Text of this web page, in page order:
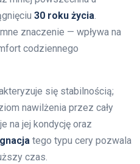
30 roku życia.
znaczenie — wpływa na
codziennego
się stabilnością;
nawilżenia przez cały
na jej kondycję oraz
tego typu cery pozwala
czas.